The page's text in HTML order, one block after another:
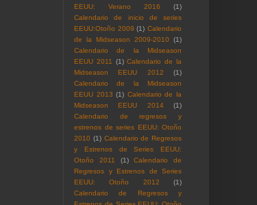
EEUU: Verano 2016
(1)
Calendario de inicio de series
EEUU:Otoño 2009 (1) Calendario
de la Midseason 2009-2010
(1)
Calendario de la Midseason
EEUU 2011 (1) Calendario de la
Midseason EEUU 2012
(1)
Calendario de la Midseason
EEUU 2013 (1) Calendario de la
Midseason EEUU 2014
(1)
Calendario de regresos y
estrenos de series EEUU: Otoño
2010 (1) Calendario de Regresos
y Estrenos de Series EEUU:
Otoño 2011
(1)
Calendario de
Regresos y Estrenos de Series
EEUU: Otoño 2012
(1)
Calendario de Regresos y